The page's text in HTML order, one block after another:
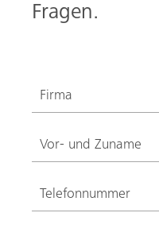
Fragen.